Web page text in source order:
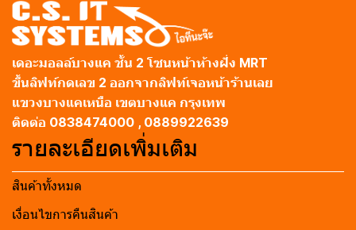
เดอะมอลล์บางแค ชั้น 2 โซนหน้าห้างฝั่ง MRT
ขึ้นลิฟท์กดเลข 2 ออกจากลิฟท์เจอหน้าร้านเลย
แขวงบางแคเหนือ เขตบางแค กรุงเทพ
ติดต่อ 0838474000 , 0889922639
รายละเอียดเพิ่มเติม
สินค้าทั้งหมด
เงื่อนไขการคืนสินค้า